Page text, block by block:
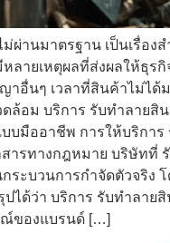
านมาตรฐาน เป็นเรื่อ
ายเหตุผลที่ส่งผลให้ธุร
อื่นๆ เวลาที่สินค้าไม่ไ
ดล้อม บริการ รับทำลา
บมืออาชีพ การให้บริก
รทางกฎหมาย บริษัทที่
ระบวนการกำจัดตัวจริ
ได้ว่า บริการ รับทำลา
ของแบรนด์ […]